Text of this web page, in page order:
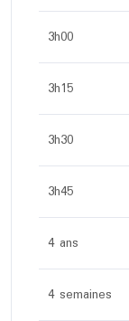
3h00
3h15
3h30
3h45
4 ans
4 semaines